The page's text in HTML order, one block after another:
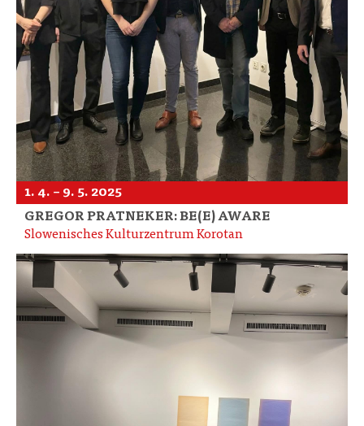
1. 4. – 9. 5. 2025
GREGOR PRATNEKER: BE(E) AWARE
Slowenisches Kulturzentrum Korotan